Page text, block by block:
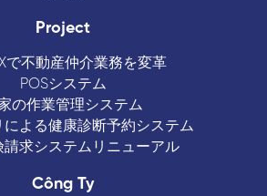
Project
で不動産仲介業務を変革
POSシステム
の作業管理システム
による健康診断予約システム
請求システムリニューアル
Công Ty